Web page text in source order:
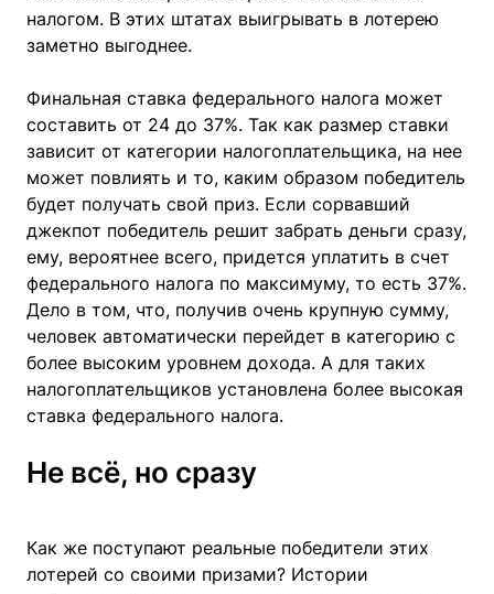
налогом. В этих штатах выигрывать в лотерею
заметно выгоднее.
Финальная ставка федерального налога может
составить от 24 до 37%. Так как размер ставки
зависит от категории налогоплательщика, на нее
может повлиять и то, каким образом победитель
будет получать свой приз. Если сорвавший
джекпот победитель решит забрать деньги сразу,
ему, вероятнее всего, придется уплатить в счет
федерального налога по максимуму, то есть 37%.
Дело в том, что, получив очень крупную сумму,
человек автоматически перейдет в категорию с
более высоким уровнем дохода. А для таких
налогоплательщиков установлена более высокая
ставка федерального налога.
Не всё, но сразу
Как же поступают реальные победители этих
лотерей со своими призами? Истории